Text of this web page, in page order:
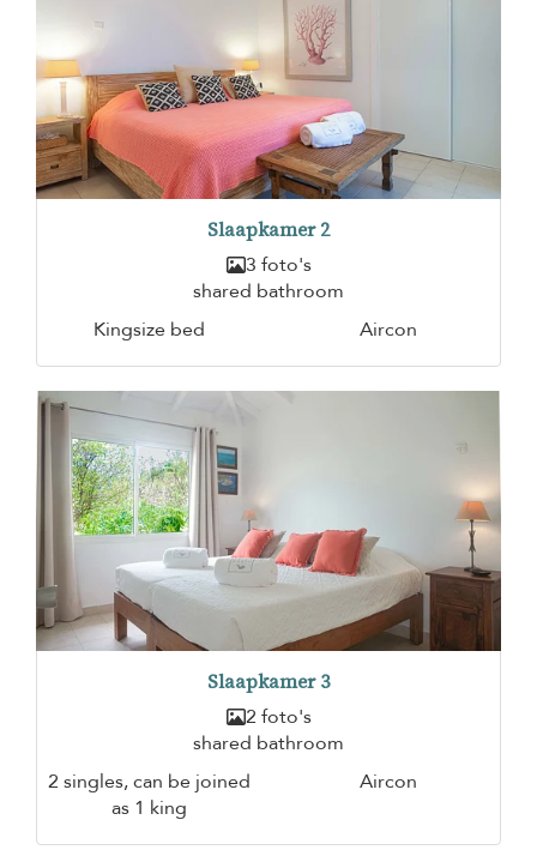
Slaapkamer 2
3 foto's
shared bathroom
Kingsize bed
Aircon
Slaapkamer 3
2 foto's
shared bathroom
2 singles, can be joined
as 1 king
Aircon